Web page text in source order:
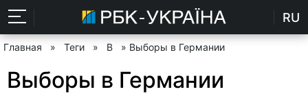
RU
Главная » Теги » В » Выборы в Германии
Выборы в Германии